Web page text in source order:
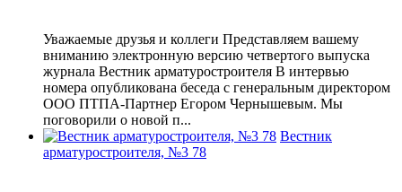
Уважаемые друзья и коллеги Представляем вашему
вниманию электронную версию четвертого выпуска
журнала Вестник арматуростроителя В интервью
номера опубликована беседа с генеральным директором
ООО ПТПА-Партнер Егором Чернышевым. Мы
поговорили о новой п...
Вестник
арматуростроителя, №3 78